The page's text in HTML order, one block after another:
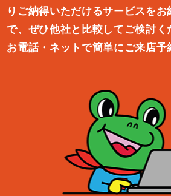
りご納得いただけるサービスをお
で、ぜひ他社と比較してご検討く
お電話・ネットで簡単にご来店予